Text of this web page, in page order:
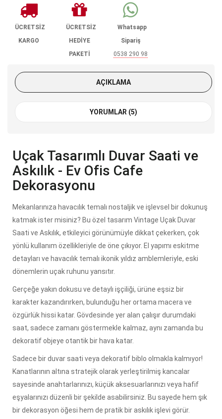
ÜCRETSİZ
KARGO
ÜCRETSİZ
HEDİYE
PAKETİ
Whatsapp
Sipariş
0538 290 98
AÇIKLAMA
YORUMLAR (5)
Uçak Tasarımlı Duvar Saati ve
Askılık - Ev Ofis Cafe
Dekorasyonu
Mekanlarınıza havacılık temalı nostaljik ve işlevsel bir dokunuş
katmak ister misiniz? Bu özel tasarım Vintage Uçak Duvar
Saati ve Askılık, etkileyici görünümüyle dikkat çekerken, çok
yönlü kullanım özellikleriyle de öne çıkıyor. El yapımı eskitme
detayları ve havacılık temalı ikonik yıldız amblemleriyle, eski
dönemlerin uçak ruhunu yansıtır.
Gerçeğe yakın dokusu ve detaylı işçiliği, ürüne eşsiz bir
karakter kazandırırken, bulunduğu her ortama macera ve
özgürlük hissi katar. Gövdesinde yer alan çalışır durumdaki
saat, sadece zamanı göstermekle kalmaz, aynı zamanda bu
dekoratif objeye otantik bir hava katar.
Sadece bir duvar saati veya dekoratif biblo olmakla kalmıyor!
Kanatlarının altına stratejik olarak yerleştirilmiş kancalar
sayesinde anahtarlarınızı, küçük aksesuarlarınızı veya hafif
eşyalarınızı düzenli bir şekilde asabilirsiniz. Bu sayede hem şık
bir dekorasyon öğesi hem de pratik bir askılık işlevi görür.